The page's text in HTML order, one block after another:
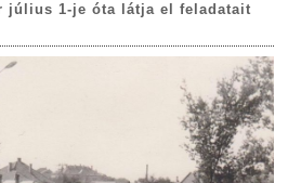
július 1-je óta látja el feladatait